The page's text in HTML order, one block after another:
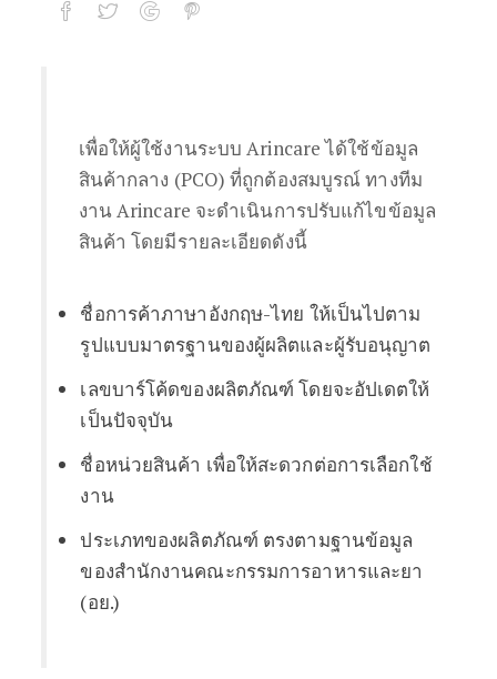
เพื่อให้ผู้ใช้งานระบบ Arincare ได้ใช้ข้อมูล
สินค้ากลาง (PCO) ที่ถูกต้องสมบูรณ์ ทางทีม
งาน Arincare จะดำเนินการปรับแก้ไขข้อมูล
สินค้า โดยมีรายละเอียดดังนี้
ชื่อการค้าภาษาอังกฤษ-ไทย ให้เป็นไปตาม
รูปแบบมาตรฐานของผู้ผลิตและผู้รับอนุญาต
เลขบาร์โค้ดของผลิตภัณฑ์ โดยจะอัปเดตให้
เป็นปัจจุบัน
ชื่อหน่วยสินค้า เพื่อให้สะดวกต่อการเลือกใช้
งาน
ประเภทของผลิตภัณฑ์ ตรงตามฐานข้อมูล
ของสำนักงานคณะกรรมการอาหารและยา
(อย.)